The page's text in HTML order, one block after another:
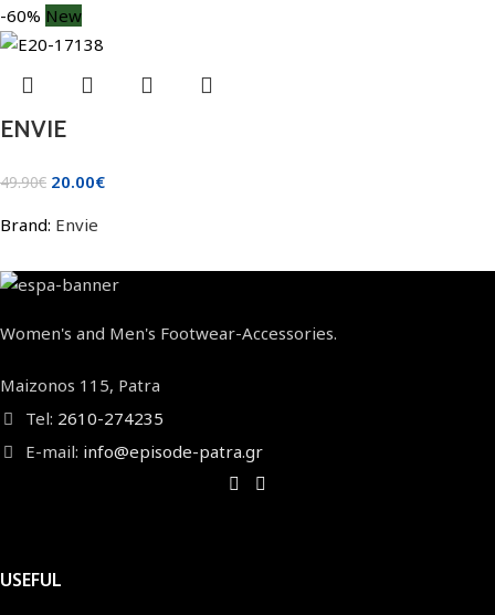
-60% New
ENVIE
49.90€ 20.00€
Brand: Envie
Women's and Men's Footwear-Accessories.
Maizonos 115, Patra
Tel: 2610-274235
E-mail: info@episode-patra.gr
USEFUL